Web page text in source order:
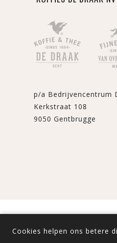
p/a Bedrijvencentrum
Kerkstraat 108
9050 Gentbrugge
Cookies helpen ons betere